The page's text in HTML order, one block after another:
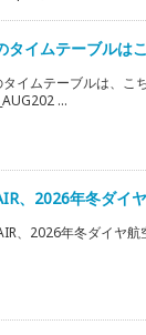
タイムテーブルは
タイムテーブルは、こ
...
、2026年冬ダイ
、2026年冬ダイヤ